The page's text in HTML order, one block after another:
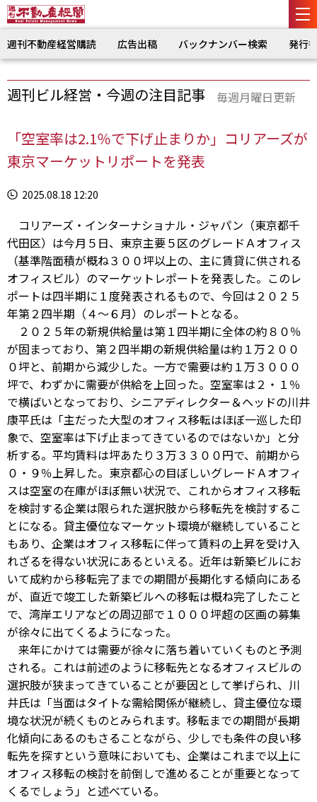
週刊不動産経営購読 広告出稿 バックナンバー検索 発行
週刊ビル経営・今週の注目記事 毎週月曜日更新
「空室率は2.1％で下げ止まりか」コリアーズが
東京マーケットリポートを発表
2025.08.18 12:20
コリアーズ・インターナショナル・ジャパン（東京都千
代田区）は今月５日、東京主要５区のグレードＡオフィス
（基準階面積が概ね３００坪以上の、主に賃貸に供される
オフィスビル）のマーケットレポートを発表した。このレ
ポートは四半期に１度発表されるもので、今回は２０２５
年第２四半期（４～６月）のレポートとなる。
２０２５年の新規供給量は第１四半期に全体の約８０％
が固まっており、第２四半期の新規供給量は約１万２００
０坪と、前期から減少した。一方で需要は約１万３０００
坪で、わずかに需要が供給を上回った。空室率は２・１％
で横ばいとなっており、シニアディレクター＆ヘッドの川井
康平氏は「主だった大型のオフィス移転はほぼ一巡した印
象で、空室率は下げ止まってきているのではないか」と分
析する。平均賃料は坪あたり３万３３００円で、前期から
０・９％上昇した。東京都心の目ぼしいグレードＡオフィ
スは空室の在庫がほぼ無い状況で、これからオフィス移転
を検討する企業は限られた選択肢から移転先を検討するこ
とになる。貸主優位なマーケット環境が継続していること
もあり、企業はオフィス移転に伴って賃料の上昇を受け入
れざるを得ない状況にあるといえる。近年は新築ビルにお
いて成約から移転完了までの期間が長期化する傾向にある
が、直近で竣工した新築ビルへの移転は概ね完了したこと
で、湾岸エリアなどの周辺部で１０００坪超の区画の募集
が徐々に出てくるようになった。
来年にかけては需要が徐々に落ち着いていくものと予測
される。これは前述のように移転先となるオフィスビルの
選択肢が狭まってきていることが要因として挙げられ、川
井氏は「当面はタイトな需給関係が継続し、貸主優位な環
境な状況が続くものとみられます。移転までの期間が長期
化傾向にあるのもさることながら、少しでも条件の良い移
転先を探すという意味においても、企業はこれまで以上に
オフィス移転の検討を前倒しで進めることが重要となって
くるでしょう」と述べている。